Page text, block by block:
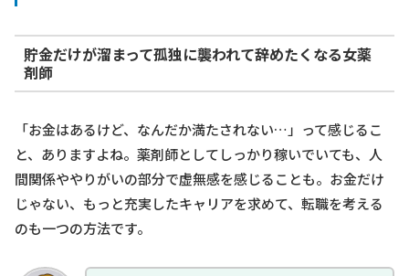
貯金だけが溜まって孤独に襲われて辞めたくなる女薬
剤師
「お金はあるけど、なんだか満たされない…」って感じるこ
と、ありますよね。薬剤師としてしっかり稼いでいても、人
間関係ややりがいの部分で虚無感を感じることも。お金だけ
じゃない、もっと充実したキャリアを求めて、転職を考える
のも一つの方法です。